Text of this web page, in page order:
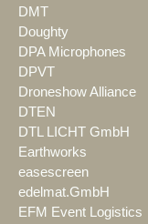
DMT
Doughty
DPA Microphones
DPVT
Droneshow Alliance
DTEN
DTL LICHT GmbH
Earthworks
easescreen
edelmat.GmbH
EFM Event Logistics